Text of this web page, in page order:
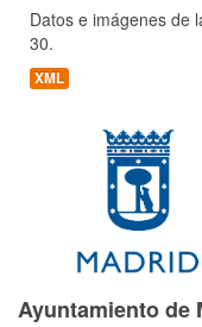
Datos e imágenes de
30.
XML
Ayuntamiento de